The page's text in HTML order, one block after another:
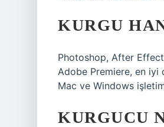
KURGU
Photoshop, After
Adobe Premiere, en iyi
Mac ve Windows
KURGUCU